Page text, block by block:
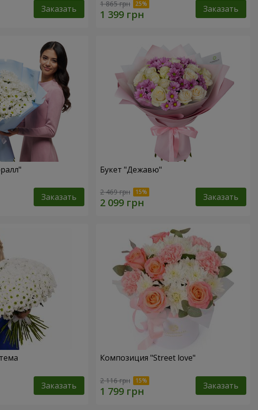
Заказать 1 865 грн Заказать
Заказать
Букет "Дежавю"
2 469 грн Заказать
Заказать
Композиция "Street love"
2 116 грн Заказать